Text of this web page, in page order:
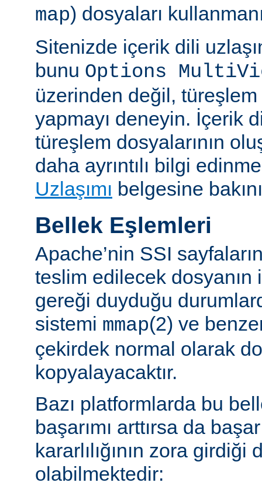
map) dosyaları
Sitenizde içerik dili
bunu Options
üzerinden değil,
yapmayı deneyin. İçerik
türeşlem dosyalarının
daha ayrıntılı bilgi
Uzlaşımı belgesine
Bellek Eşlemleri
Apache’nin SSI
teslim edilecek dosyanın
gereği duyduğu
sistemi mmap(2) ve
çekirdek normal olarak
kopyalayacaktır.
Bazı platformlarda bu
başarımı arttırsa da
kararlılığının zora girdiği
olabilmektedir: